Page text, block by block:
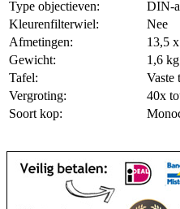
Type objectieven:
DIN-
Kleurenfilterwiel:
Nee
Afmetingen:
13,5
Gewicht:
1,6 kg
Tafel:
Vaste
Vergroting:
40x
Soort kop: